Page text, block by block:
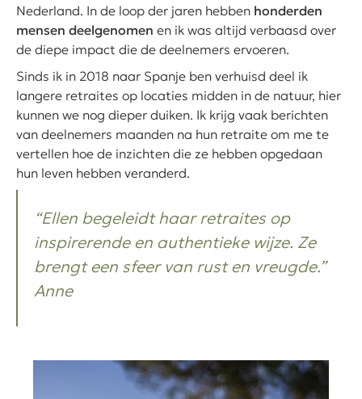
Nederland. In de loop der jaren hebben honderden
mensen deelgenomen en ik was altijd verbaasd over
de diepe impact die de deelnemers ervoeren.
Sinds ik in 2018 naar Spanje ben verhuisd deel ik
langere retraites op locaties midden in de natuur, hier
kunnen we nog dieper duiken. Ik krijg vaak berichten
van deelnemers maanden na hun retraite om me te
vertellen hoe de inzichten die ze hebben opgedaan
hun leven hebben veranderd.
“Ellen begeleidt haar retraites op
inspirerende en authentieke wijze. Ze
brengt een sfeer van rust en vreugde.”
Anne